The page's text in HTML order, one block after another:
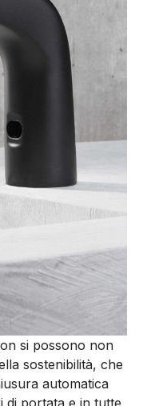
si possono non
sostenibilità, che
automatica
di portata e in tutte